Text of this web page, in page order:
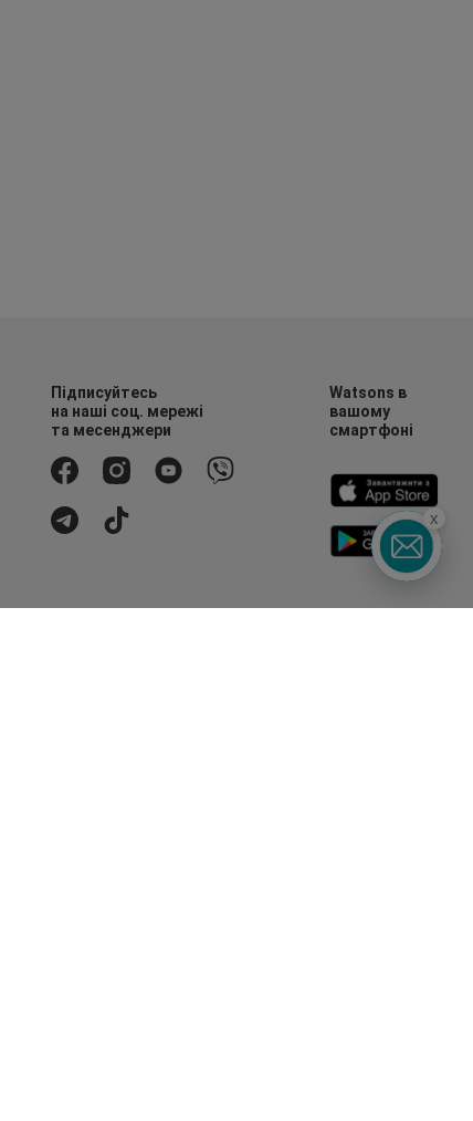
Підписуйтесь
на наші соц. мережі
та месенджери
Watsons в
вашому
смартфоні
x